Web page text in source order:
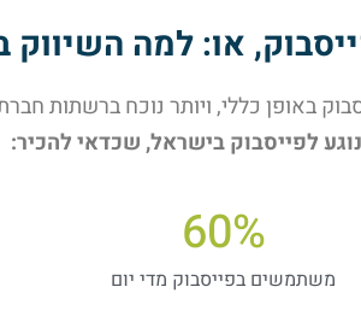
או: למה
באופן כללי, ויותר נוכח ברשתות
לפייסבוק בישראל, שכדאי להכיר:
משתמשים בפייסבוק מדי יום
%
60